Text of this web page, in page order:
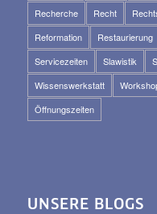
Recherche
Recht
Reformation
Restaurierung
Servicezeiten
Slawistik
Wissenswerkstatt
Öffnungszeiten
UNSERE BLOGS